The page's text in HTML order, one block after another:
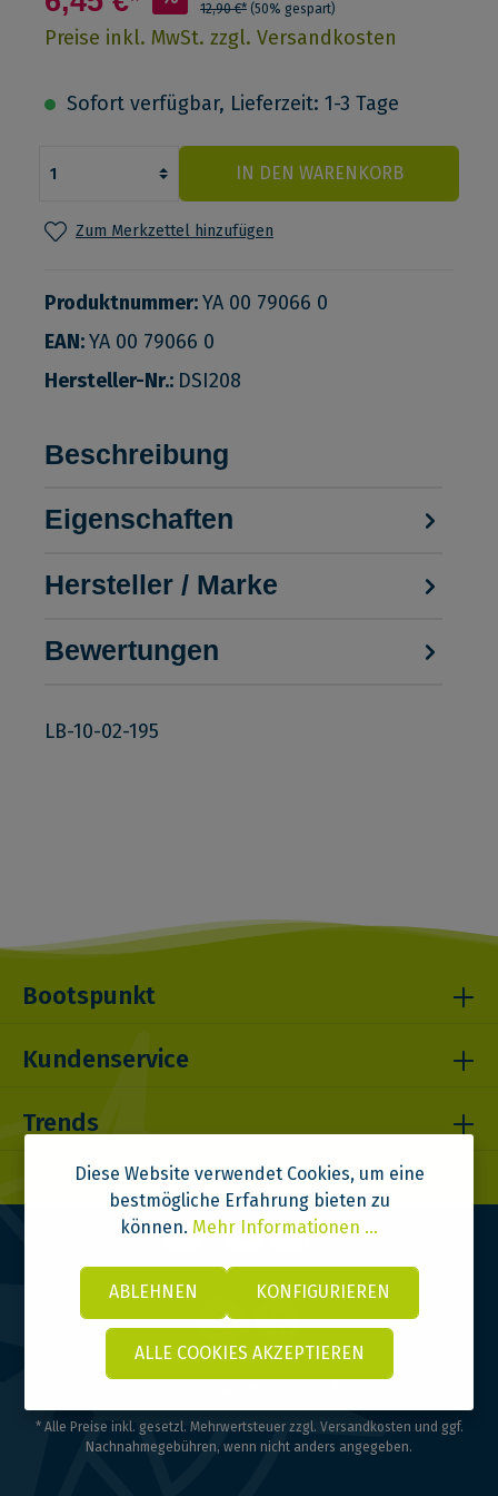
12,90 €* (50% gespart)
Preise inkl. MwSt. zzgl. Versandkosten
Sofort verfügbar, Lieferzeit: 1-3 Tage
IN DEN WARENKORB
Zum Merkzettel hinzufügen
Produktnummer:YA 00 79066 0
EAN:YA 00 79066 0
Hersteller-Nr.: DSI208
Beschreibung
Eigenschaften
Hersteller / Marke
Bewertungen
LB-10-02-195
Bootspunkt
Kundenservice
Trends
* Alle Preise inkl. gesetzl. Mehrwertsteuer zzgl. Versandkosten und ggf.
Nachnahmegebühren, wenn nicht anders angegeben.
Diese Website verwendet Cookies, um eine
bestmögliche Erfahrung bieten zu
können. Mehr Informationen ...
ABLEHNEN KONFIGURIEREN
ALLE COOKIES AKZEPTIEREN